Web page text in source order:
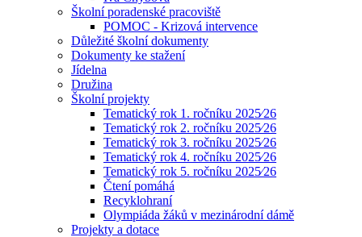
Školní poradenské pracoviště
POMOC - Krizová intervence
Důležité školní dokumenty
Dokumenty ke stažení
Jídelna
Družina
Školní projekty
Tematický rok 1. ročníku 2025⁄26
Tematický rok 2. ročníku 2025⁄26
Tematický rok 3. ročníku 2025⁄26
Tematický rok 4. ročníku 2025⁄26
Tematický rok 5. ročníku 2025⁄26
Čtení pomáhá
Recyklohraní
Olympiáda žáků v mezinárodní dámě
Projekty a dotace